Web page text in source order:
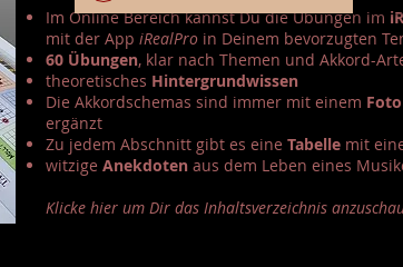
Im Online Bereich kannst Du die Übungen im
mit der App iRealPro in Deinem bevorzugten
60 Übungen, klar nach Themen und Akkord-
theoretisches Hintergrundwissen
Die Akkordschemas sind immer mit einem Foto
ergänzt
Zu jedem Abschnitt gibt es eine Tabelle mit
witzige Anekdoten aus dem Leben eines
Klicke hier um Dir das Inhaltsverzeichnis